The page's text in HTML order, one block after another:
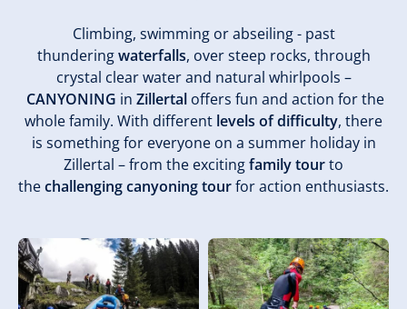
Climbing, swimming or abseiling - past
thunderingwaterfalls, over steep rocks, through
crystal clear water and natural whirlpools –
CANYONING in Zillertal offers fun and action for the
whole family. With different levels of difficulty, there
is something for everyone on a summer holiday in
Zillertal – from the excitingfamily tourto
thechallenging canyoning tourfor action enthusiasts.